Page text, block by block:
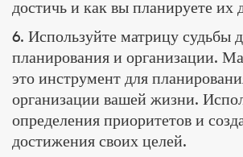
достичь и как вы планируете их
6. Используйте матрицу судьбы
планирования и организации.
это инструмент для
организации вашей жизни.
определения приоритетов и
достижения своих целей.